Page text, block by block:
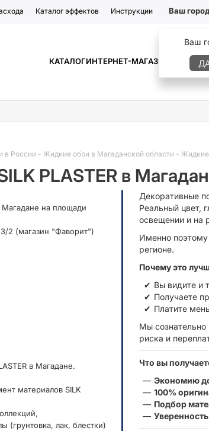
Каталог эффектов Инструкции Ваш
Ваш
КАТАЛОГИНТЕРНЕТ-МАГАЗИН ГДЕ
в России - Жидкие обои в Магаданской области - Жидкие
PLASTER в
Магадане на площади
2 (магазин "Фаворит")
в Магадане.
материалов SILK
(грунтовка, лак, блестки)
Декоративные
Реальный цвет,
освещении и на
Именно
регионе.
Почему это
Вы видите и
Получаете
Платите
Мы
риска и
Что вы
Экономию
100%
Подбор